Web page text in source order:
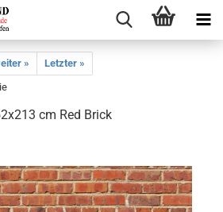
»
Letzter »
cm Red Brick